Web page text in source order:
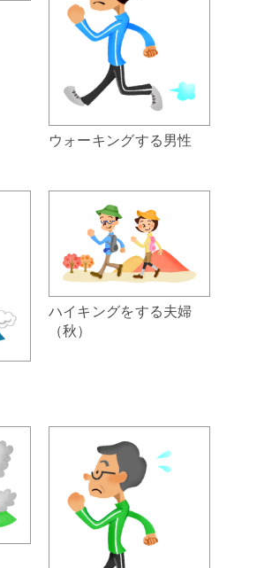
ウォーキングする男性
ハイキングをする夫婦
（秋）